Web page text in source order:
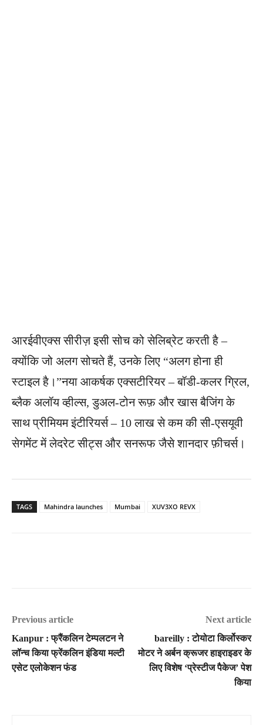
आरईवीएक्स सीरीज़ इसी सोच को सेलिब्रेट करती है –
क्योंकि जो अलग सोचते हैं, उनके लिए “अलग होना ही
स्टाइल है।”नया आकर्षक एक्सटीरियर – बॉडी-कलर ग्रिल,
ब्लैक अलॉय व्हील्स, डुअल-टोन रूफ़ और खास बैजिंग के
साथ प्रीमियम इंटीरियर्स – 10 लाख से कम की सी-एसयूवी
सेगमेंट में लेदरेट सीट्स और सनरूफ जैसे शानदार फ़ीचर्स।
TAGS Mahindra launches Mumbai XUV3XO REVX
Previous article
Kanpur : फ्रैंकलिन टेम्पलटन ने
लॉन्च किया फ्रेंकलिन इंडिया मल्टी
एसेट एलोकेशन फंड
Next article
bareilly : टोयोटा किर्लोस्कर
मोटर ने अर्बन क्रूजर हाइराइडर के
लिए विशेष ‘प्रेस्टीज पैकेज’ पेश
किया